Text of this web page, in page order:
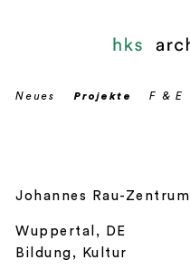
Johannes Rau-Zentrum
Wuppertal, DE
Bildung, Kultur